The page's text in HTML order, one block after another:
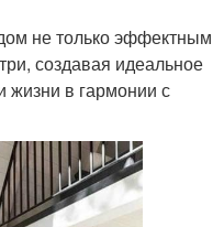
не только эффектным
создавая идеальное
жизни в гармонии с